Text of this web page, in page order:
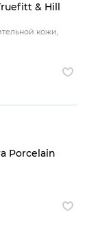
& Hill
кожи,
Porcelain